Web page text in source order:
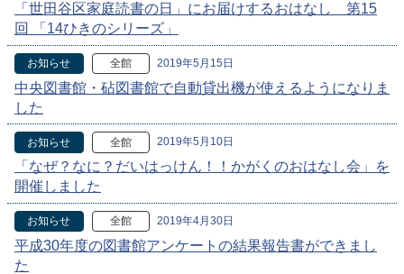
「世田谷区家庭読書の日」にお届けするおはなし 第15
回 「14ひきのシリーズ」
お知らせ 全館 2019年5月15日
中央図書館・砧図書館で自動貸出機が使えるようになりま
した
お知らせ 全館 2019年5月10日
「なぜ？なに？だいはっけん！！かがくのおはなし会」を
開催しました
お知らせ 全館 2019年4月30日
平成30年度の図書館アンケートの結果報告書ができまし
た